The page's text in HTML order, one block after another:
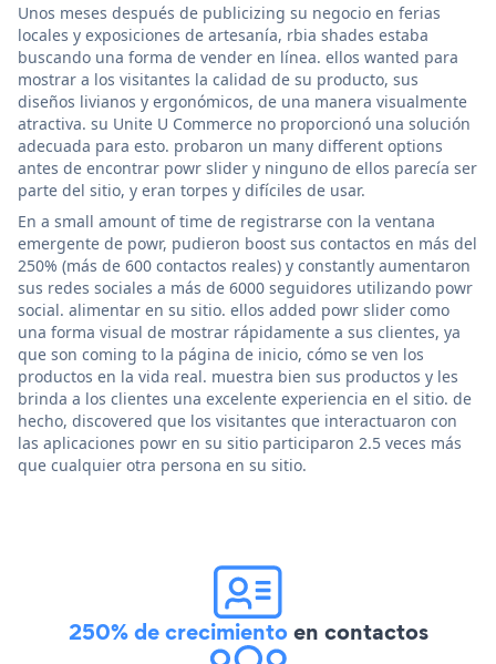
Unos meses después de publicizing su negocio en ferias
locales y exposiciones de artesanía, rbia shades estaba
buscando una forma de vender en línea. ellos wanted para
mostrar a los visitantes la calidad de su producto, sus
diseños livianos y ergonómicos, de una manera visualmente
atractiva. su Unite U Commerce no proporcionó una solución
adecuada para esto. probaron un many different options
antes de encontrar powr slider y ninguno de ellos parecía ser
parte del sitio, y eran torpes y difíciles de usar.
En a small amount of time de registrarse con la ventana
emergente de powr, pudieron boost sus contactos en más del
250% (más de 600 contactos reales) y constantly aumentaron
sus redes sociales a más de 6000 seguidores utilizando powr
social. alimentar en su sitio. ellos added powr slider como
una forma visual de mostrar rápidamente a sus clientes, ya
que son coming to la página de inicio, cómo se ven los
productos en la vida real. muestra bien sus productos y les
brinda a los clientes una excelente experiencia en el sitio. de
hecho, discovered que los visitantes que interactuaron con
las aplicaciones powr en su sitio participaron 2.5 veces más
que cualquier otra persona en su sitio.
250% de crecimientoen contactos